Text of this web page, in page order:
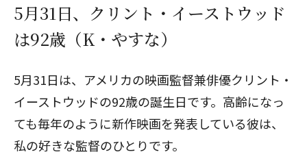
5月31日、クリント・イーストウッド
は92歳（K・やすな）
5月31日は、アメリカの映画監督兼俳優クリント・
イーストウッドの92歳の誕生日です。高齢になっ
ても毎年のように新作映画を発表している彼は、
私の好きな監督のひとりです。